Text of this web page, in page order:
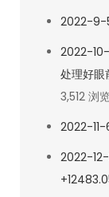
2022-9-
2022-10-
处理好眼
3,512 浏
2022-
2022-12-